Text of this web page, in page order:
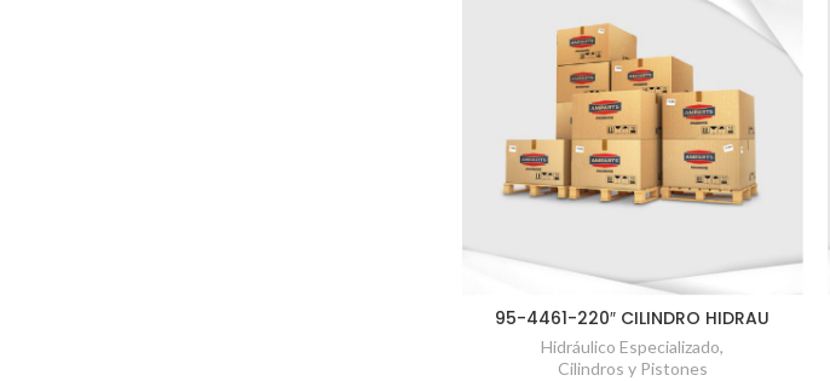
95-4461-220″ CILINDRO HIDRAU
Hidráulico Especializado,
Cilindros y Pistones